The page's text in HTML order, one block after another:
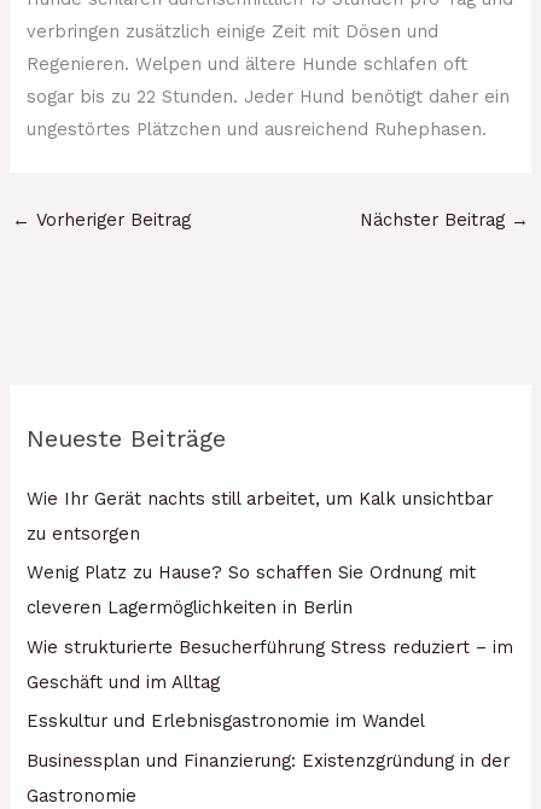
verbringen zusätzlich einige Zeit mit Dösen und
Regenieren. Welpen und ältere Hunde schlafen oft
sogar bis zu 22 Stunden. Jeder Hund benötigt daher ein
ungestörtes Plätzchen und ausreichend Ruhephasen.
← Vorheriger Beitrag Nächster Beitrag →
Neueste Beiträge
Wie Ihr Gerät nachts still arbeitet, um Kalk unsichtbar
zu entsorgen
Wenig Platz zu Hause? So schaffen Sie Ordnung mit
cleveren Lagermöglichkeiten in Berlin
Wie strukturierte Besucherführung Stress reduziert – im
Geschäft und im Alltag
Esskultur und Erlebnisgastronomie im Wandel
Businessplan und Finanzierung: Existenzgründung in der
Gastronomie